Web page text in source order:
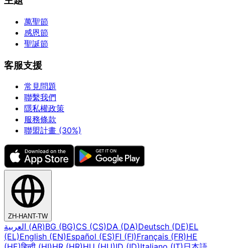
萬聖節
感恩節
聖誕節
客服支援
常見問題
聯繫我們
隱私權政策
服務條款
聯盟計畫 (30%)
ZH-HANT-TW
العربية (AR)BG (BG)CS (CS)DA (DA)Deutsch (DE)EL
(EL)English (EN)Español (ES)FI (FI)Français (FR)HE